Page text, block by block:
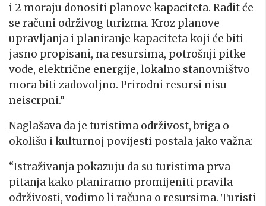
i 2 moraju donositi planove kapaciteta. Radit će
se računi održivog turizma. Kroz planove
upravljanja i planiranje kapaciteta koji će biti
jasno propisani, na resursima, potrošnji pitke
vode, električne energije, lokalno stanovništvo
mora biti zadovoljno. Prirodni resursi nisu
neiscrpni.”
Naglašava da je turistima održivost, briga o
okolišu i kulturnoj povijesti postala jako važna:
“Istraživanja pokazuju da su turistima prva
pitanja kako planiramo promijeniti pravila
održivosti, vodimo li računa o resursima. Turisti